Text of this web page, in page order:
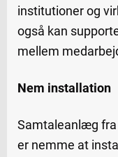
institutioner og
også kan
mellem
Nem installation
Samtaleanlæg fra
er nemme at